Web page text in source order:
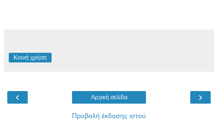
Κοινή χρήση
‹ ›
Αρχική σελίδα
Προβολή έκδοσης ιστού